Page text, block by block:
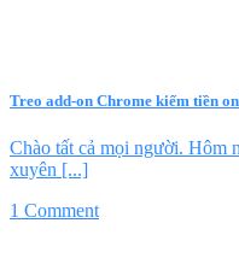
Treo add-on Chrome kiếm tiền
Chào tất cả mọi người. Hôm
xuyên [...]
1 Comment